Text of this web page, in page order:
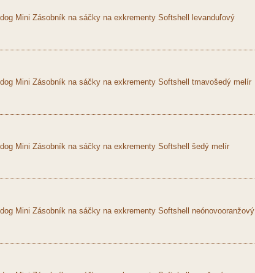
Mini Zásobník na sáčky na exkrementy Softshell levanduľový
Mini Zásobník na sáčky na exkrementy Softshell tmavošedý melír
Mini Zásobník na sáčky na exkrementy Softshell šedý melír
Mini Zásobník na sáčky na exkrementy Softshell neónovooranžový